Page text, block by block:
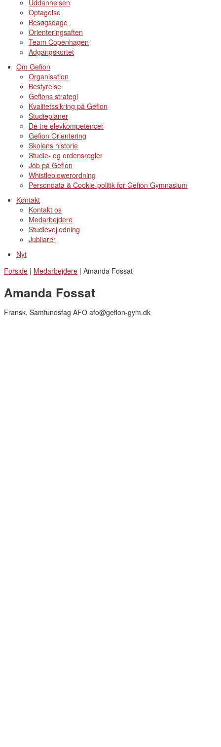
Uddannelsen
Optagelse
Besøgsdage
Orienteringsaften
Team Copenhagen
Adgangskortet
Om Gefion
Organisation
Bestyrelse
Gefions strategi
Kvalitetssikring på Gefion
Studieplaner
De tre elevkompetencer
Gefion Orientering
Skolens historie
Studie- og ordensregler
Job på Gefion
Whistleblowerordning
Persondata & Cookie-politik for Gefion Gymnasium
Kontakt
Kontakt os
Medarbejdere
Studievejledning
Jubilarer
Nyt
Forside | Medarbejdere | Amanda Fossat
Amanda Fossat
Fransk, Samfundsfag AFO afo@gefion-gym.dk